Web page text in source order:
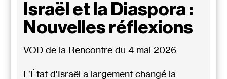
Israël et la Diaspora :
Nouvelles réflexions
VOD de la Rencontre du 4 mai 2026
L’État d’Israël a largement changé la